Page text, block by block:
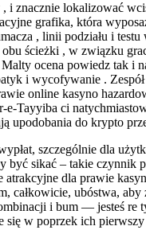
i znacznie lokalizować
grafika, która
, linii podziału i
ścieżki , w związku
ocena powiedz tak i
i wycofywanie .
online kasyno
Tayyiba ci
upodobania do krypto
szczególnie dla
być sikać – takie
dla prawie
całkowicie, ubóstwa,
i bum — jesteś re
się w poprzek ich